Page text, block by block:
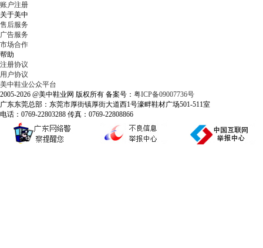
账户注册
关于美中
售后服务
广告服务
市场合作
帮助
注册协议
用户协议
美中鞋业公众平台
2005-2026 @美中鞋业网 版权所有 备案号： 粤ICP备09007736号
广东东莞总部：东莞市厚街镇厚街大道西1号濠畔鞋材广场501-511室
电话：0769-22803288 传真：0769-22808866